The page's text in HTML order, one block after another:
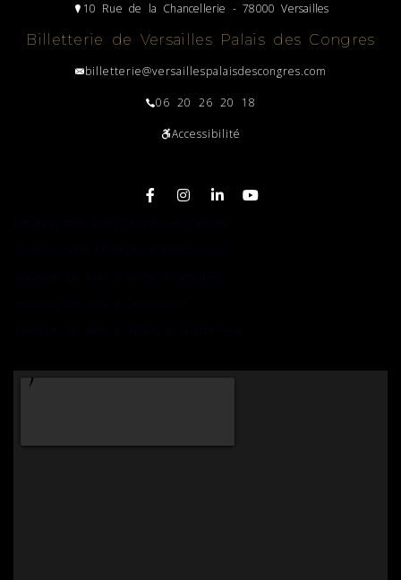
10 Rue de la Chancellerie - 78000 Versailles
Billetterie de Versailles Palais des Congres
billetterie@versaillespalaisdescongres.com
06 20 26 20 18
Accessibilité
Location salle Saint-Quentin-en-Yvelines
Location salle Montigny-le-Bretonneux
Location de salle à Vélizy Villacoublay
Location de salle à Guyancourt
Location de salle à Voisins le Bretonneux